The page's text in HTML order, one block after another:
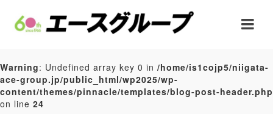
Warning: Undefined array key 0 in /home/is1cojp5/niigata-
ace-group.jp/public_html/wp2025/wp-
content/themes/pinnacle/templates/blog-post-header.php
on line 24